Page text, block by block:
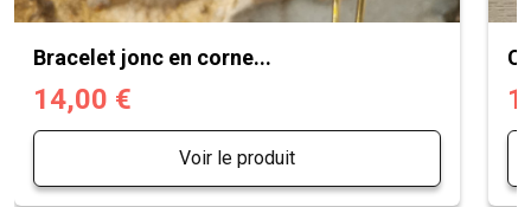
Bracelet jonc en corne...
14,00 €
Voir le produit